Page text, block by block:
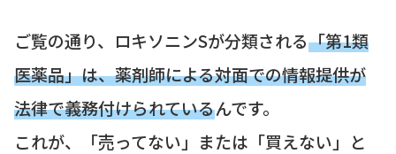
ご覧の通り、ロキソニンSが分類される「第1類
医薬品」は、薬剤師による対面での情報提供が
法律で義務付けられているんです。
これが、「売ってない」または「買えない」と